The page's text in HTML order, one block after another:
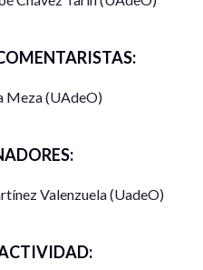
Meza (UAdeO)
Valenzuela (UadeO)